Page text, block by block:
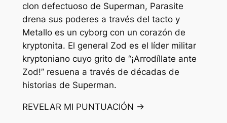
clon defectuoso de Superman, Parasite
drena sus poderes a través del tacto y
Metallo es un cyborg con un corazón de
kryptonita. El general Zod es el líder militar
kryptoniano cuyo grito de “¡Arrodíllate ante
Zod!” resuena a través de décadas de
historias de Superman.
REVELAR MI PUNTUACIÓN →